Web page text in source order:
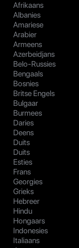
Afrikaans
Albanies
Amariese
Arabier
Armeens
Azerbeidjans
Belo-Russies
Bengaals
Bosnies
Britse Engels
Bulgaar
Burmees
Daries
Deens
Duits
Duits
Esties
Frans
Georgies
Grieks
Hebreer
Hindu
Hongaars
Indonesies
Italiaans